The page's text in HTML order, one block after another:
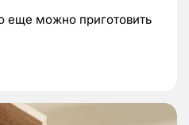
еще можно приготовить